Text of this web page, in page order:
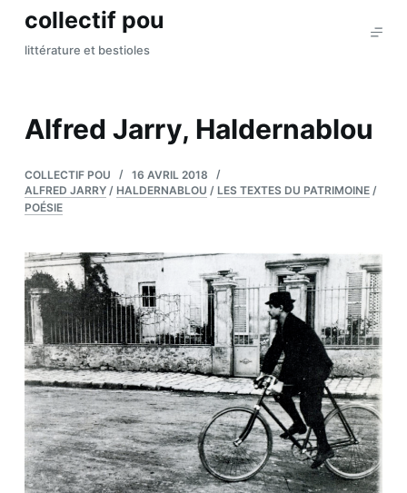
P
a
u
c
n
e
n
u
collectif pou
littérature et bestioles
Alfred Jarry, Haldernablou
COLLECTIF POU
16 AVRIL 2018
ALFRED JARRY/ HALDERNABLOU / LES TEXTES DU PATRIMOINE/
POÉSIE